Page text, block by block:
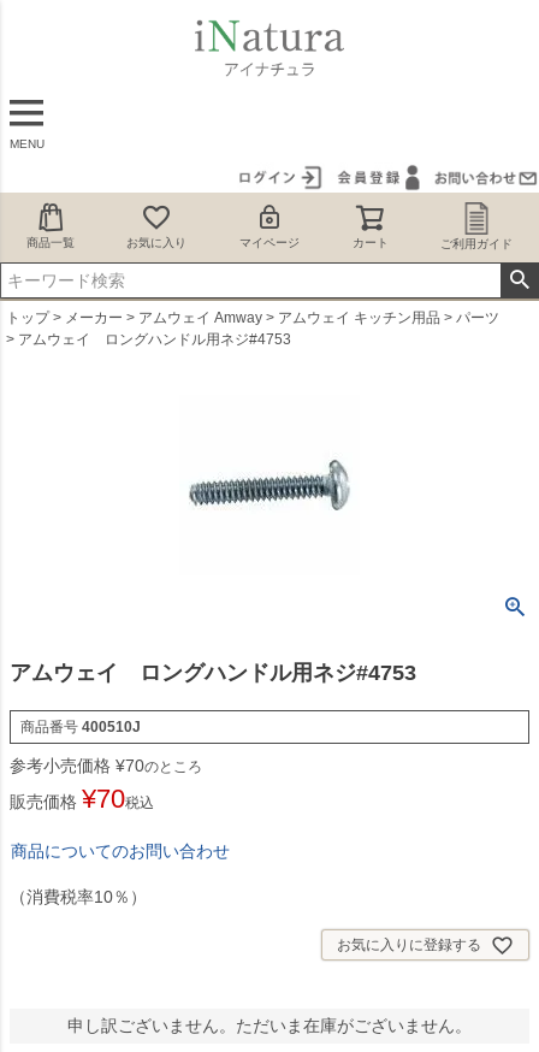
MENU
商品一覧 お気に入り マイページ カート ご利用ガイド
トップ メーカー アムウェイ Amway アムウェイ キッチン用品
パーツ
アムウェイ ロングハンドル用ネジ#4753
アムウェイ ロングハンドル用ネジ#4753
商品番号 400510J
参考小売価格 ¥70のところ
販売価格 ¥70税込
商品についてのお問い合わせ
（消費税率10％）
お気に入りに登録する
申し訳ございません。ただいま在庫がございません。